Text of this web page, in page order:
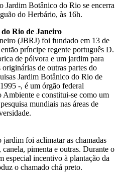
Jardim Botânico do Rio se encerra
do Herbário, às 16h.
Rio de Janeiro
(JBRJ) foi fundado em 13 de
príncipe regente português D.
de pólvora e um jardim para
de outras partes do
Jardim Botânico do Rio de
-, é um órgão federal
e constitui-se como um
mundiais nas áreas de
foi aclimatar as chamadas
pimenta e outras. Durante o
especial incentivo à plantação da
o chamado chá preto.